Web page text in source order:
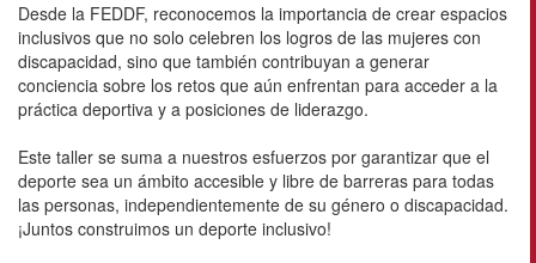
Desde la FEDDF, reconocemos la importancia de crear espacios
inclusivos que no solo celebren los logros de las mujeres con
discapacidad, sino que también contribuyan a generar
conciencia sobre los retos que aún enfrentan para acceder a la
práctica deportiva y a posiciones de liderazgo.
Este taller se suma a nuestros esfuerzos por garantizar que el
deporte sea un ámbito accesible y libre de barreras para todas
las personas, independientemente de su género o discapacidad.
¡Juntos construimos un deporte inclusivo!